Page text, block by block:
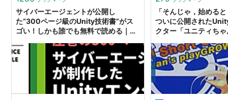
サイバーエージェントが公開し
た“300ページ級のUnity技術書”がス
ゴい！しかも誰でも無料で読める｜
ーズ・ジャパン）
「そんじゃ，始める
ついに公開された
クター「ユニティち